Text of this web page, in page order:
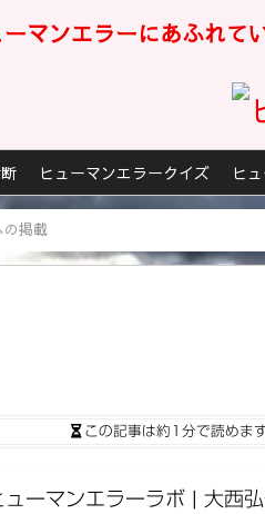
ーマンエラーにあふれ
ヒューマンエラークイズ ヒ
掲載
この記事は約1分で読めます
ューマンエラーラボ | 大西